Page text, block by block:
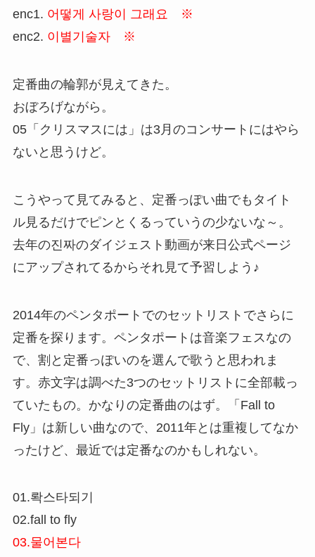
enc1. 어떻게 사랑이 그래요 ※
enc2. 이별기술자 ※
定番曲の輪郭が見えてきた。
おぼろげながら。
05「クリスマスには」は3月のコンサートにはやら
ないと思うけど。
こうやって見てみると、定番っぽい曲でもタイト
ル見るだけでピンとくるっていうの少ないな～。
去年の진짜のダイジェスト動画が来日公式ページ
にアップされてるからそれ見て予習しよう♪
2014年のペンタポートでのセットリストでさらに
定番を探ります。ペンタポートは音楽フェスなの
で、割と定番っぽいのを選んで歌うと思われま
す。赤文字は調べた3つのセットリストに全部載っ
ていたもの。かなりの定番曲のはず。「Fall to
Fly」は新しい曲なので、2011年とは重複してなか
ったけど、最近では定番なのかもしれない。
01.롹스타되기
02.fall to fly
03.물어본다